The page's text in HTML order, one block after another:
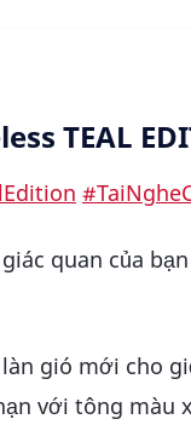
TEAL
quan của
gió mới cho
với tông màu